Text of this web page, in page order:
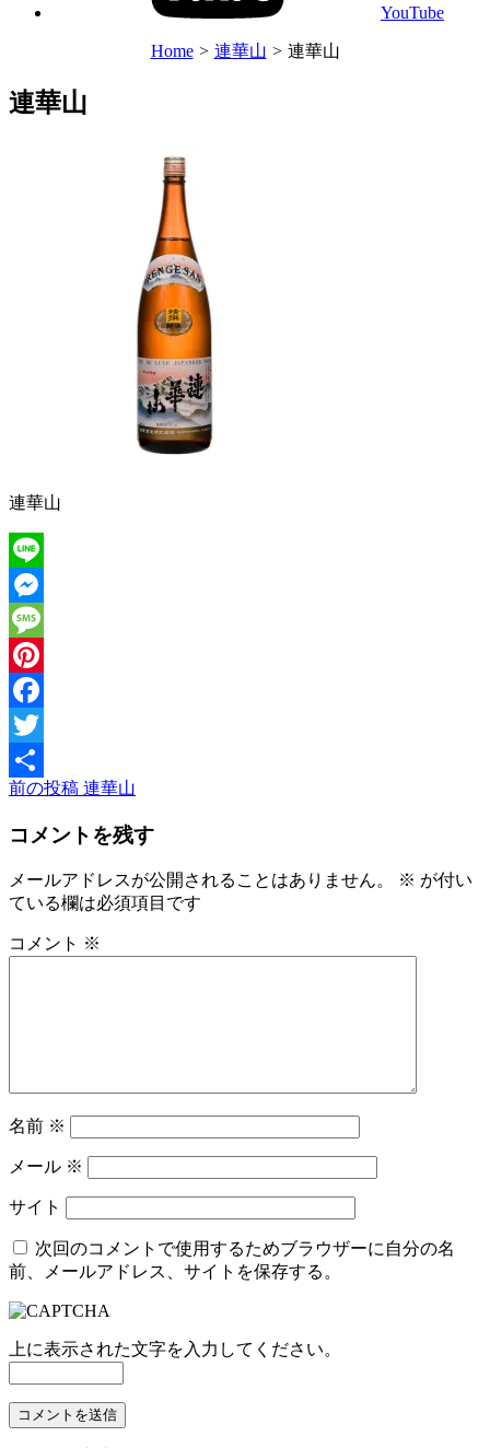
YouTube
Home > 連華山 > 連華山
連華山
連華山
Line
Messenger
Message
Pinterest
Facebook
Twitter
共
有
投
稿
ビ
ゲ
前
投
前の投稿 連華山
コメントを残す
メールアドレスが公開されることはありません。 ※ が付い
ている欄は必須項目です
コメント ※
名前 ※
メール ※
サイト
次回のコメントで使用するためブラウザーに自分の名
前、メールアドレス、サイトを保存する。
上に表示された文字を入力してください。